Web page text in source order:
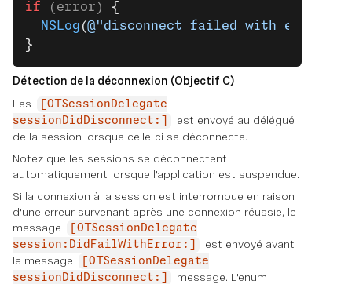
if (error) {
  NSLog
(@"disconnect failed with error: (
}
Détection de la déconnexion (Objectif C)
Les
[OTSessionDelegate
sessionDidDisconnect:]
est envoyé au délégué
de la session lorsque celle-ci se déconnecte.
Notez que les sessions se déconnectent
automatiquement lorsque l'application est suspendue.
Si la connexion à la session est interrompue en raison
d'une erreur survenant après une connexion réussie, le
message
[OTSessionDelegate
session:DidFailWithError:]
est envoyé avant
le message
[OTSessionDelegate
sessionDidDisconnect:]
message. L'enum